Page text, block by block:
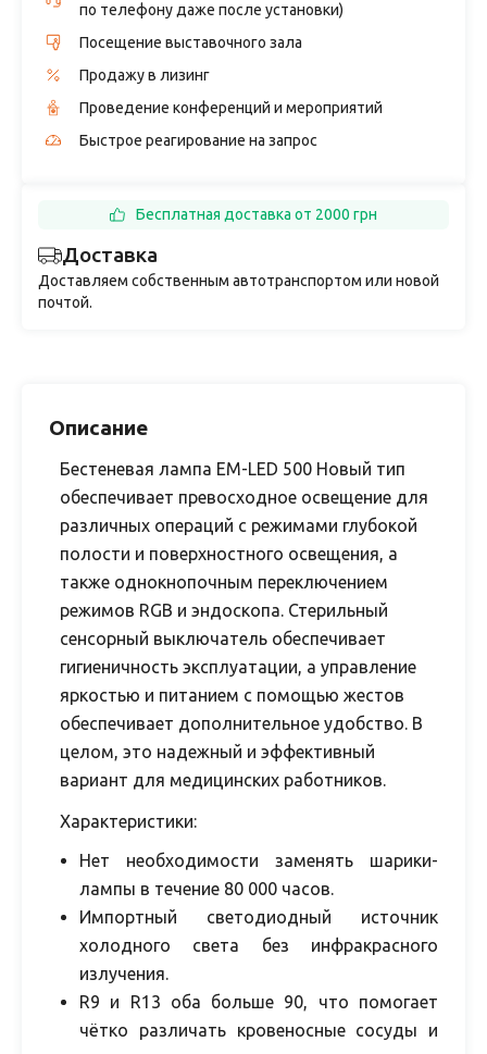
по телефону даже после установки)
Посещение выставочного зала
Продажу в лизинг
Проведение конференций и мероприятий
Быстрое реагирование на запрос
Доставка
Доставляем собственным автотранспортом или новой
почтой.
Бесплатная доставка от 2000 грн
Описание
Бестеневая лампа EM-LED 500 Новый тип
обеспечивает превосходное освещение для
различных операций с режимами глубокой
полости и поверхностного освещения, а
также однокнопочным переключением
режимов RGB и эндоскопа. Стерильный
сенсорный выключатель обеспечивает
гигиеничность эксплуатации, а управление
яркостью и питанием с помощью жестов
обеспечивает дополнительное удобство. В
целом, это надежный и эффективный
вариант для медицинских работников.
Характеристики:
Нет необходимости заменять шарики-
лампы в течение 80 000 часов.
Импортный светодиодный источник
холодного света без инфракрасного
излучения.
R9 и R13 оба больше 90, что помогает
чётко различать кровеносные сосуды и